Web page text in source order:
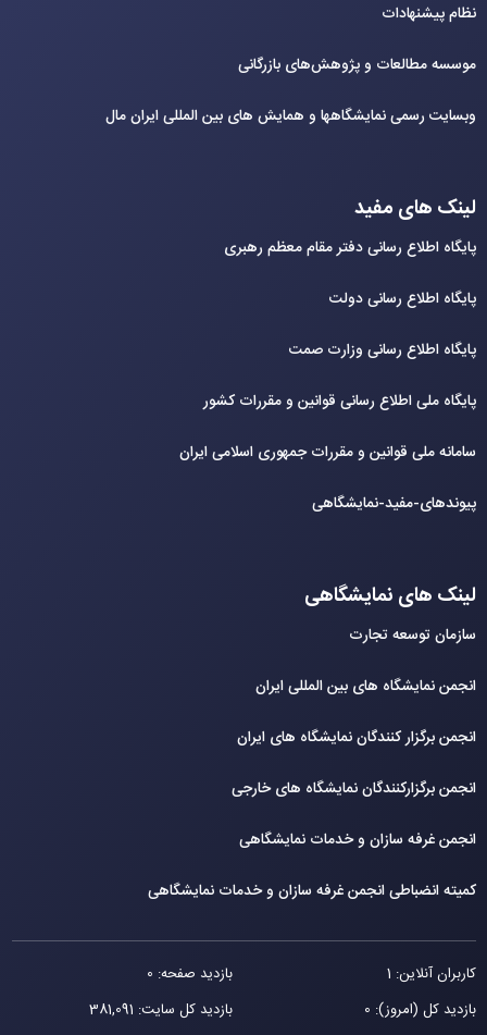
نظام پیشنهادات
موسسه مطالعات و پژوهش‌های بازرگانی
وبسایت رسمی نمایشگاهها و همایش های بین‌ المللی ایران مال
لینک های مفید
پایگاه اطلاع رسانی دفتر مقام معظم رهبری
پایگاه اطلاع رسانی دولت
پایگاه اطلاع رسانی وزارت صمت
پایگاه ملی اطلاع رسانی قوانین و مقررات کشور
سامانه ملی قوانین و مقررات جمهوری اسلامی ایران
پیوندهای-مفید-نمایشگاهی
لینک های نمایشگاهی
سازمان توسعه تجارت
انجمن نمایشگاه های بین المللی ایران
انجمن برگزار کنندگان نمایشگاه های ایران
انجمن برگزارکنندگان نمایشگاه های خارجی
انجمن غرفه سازان و خدمات نمایشگاهی
کمیته انضباطی انجمن غرفه سازان و خدمات نمایشگاهی
کاربران آنلاین: 1
بازدید صفحه: 0
بازدید کل (امروز): 0
بازدید کل سایت: 381,091